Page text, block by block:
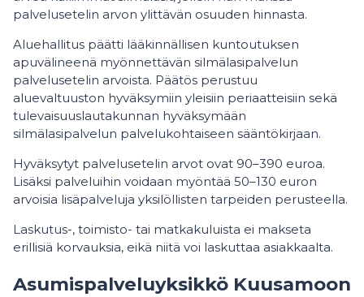
palvelusetelin arvon ylittävän osuuden hinnasta.
Aluehallitus päätti lääkinnällisen kuntoutuksen
apuvälineenä myönnettävän silmälasipalvelun
palvelusetelin arvoista. Päätös perustuu
aluevaltuuston hyväksymiin yleisiin periaatteisiin sekä
tulevaisuuslautakunnan hyväksymään
silmälasipalvelun palvelukohtaiseen sääntökirjaan.
Hyväksytyt palvelusetelin arvot ovat 90–390 euroa.
Lisäksi palveluihin voidaan myöntää 50–130 euron
arvoisia lisäpalveluja yksilöllisten tarpeiden perusteella.
Laskutus-, toimisto- tai matkakuluista ei makseta
erillisiä korvauksia, eikä niitä voi laskuttaa asiakkaalta.
Asumispalveluyksikkö Kuusamoon